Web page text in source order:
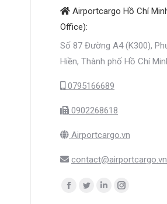
Airportcargo Hồ Chí
Office):
Số 87 Đường A4 (K300),
Hiền, Thành phố Hồ Chí
0795166689
0902268618
Airportcargo.vn
contact@airportcargo.vn
Find us on:
Facebook
TwitterLinkedinInstagram